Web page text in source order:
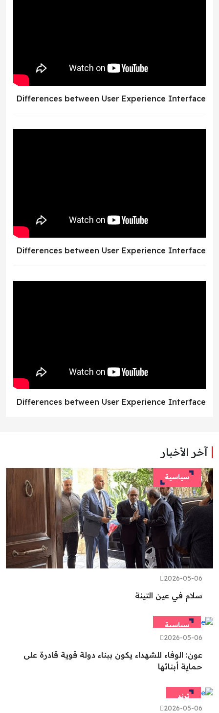
Differences between User Experience Interface
Differences between User Experience Interface
Differences between User Experience Interface
آخر الأخبار
سياسية
2026-05-06
سلام في عين التينة
سياسية
2026-05-06
عون: الوفاء للشهداء يكون ببناء دولة قوية قادرة على
حماية أبنائها
ترند
2026-05-06